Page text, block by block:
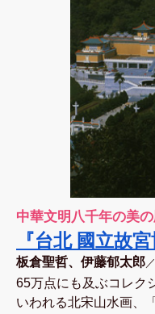
中華文明八千年の美
『台北 國立故
板倉聖哲、伊藤郁太郎
65万点にも及ぶコレク
いわれる北宋山水画、